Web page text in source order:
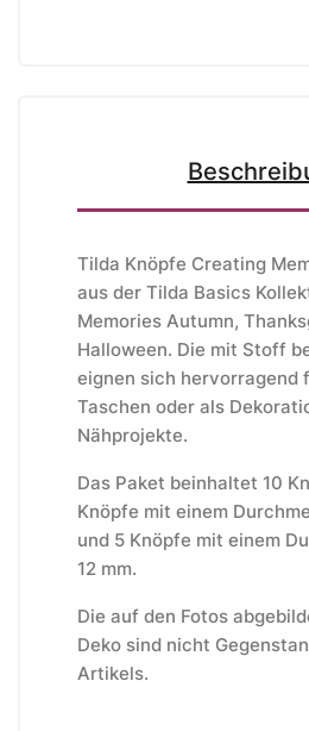
Tilda Knöpfe Creating
aus der Tilda Basics
Memories Autumn,
Halloween. Die mit Stoff
eignen sich hervorragend
Taschen oder als
Nähprojekte.
Das Paket beinhaltet 10
Knöpfe mit einem
und 5 Knöpfe mit einem
12 mm.
Die auf den Fotos
Deko sind nicht
Artikels.